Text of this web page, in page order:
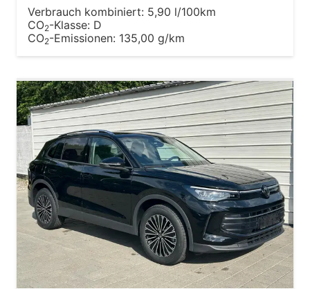
Verbrauch kombiniert: 5,90 l/100km
CO2-Klasse: D
CO2-Emissionen: 135,00 g/km